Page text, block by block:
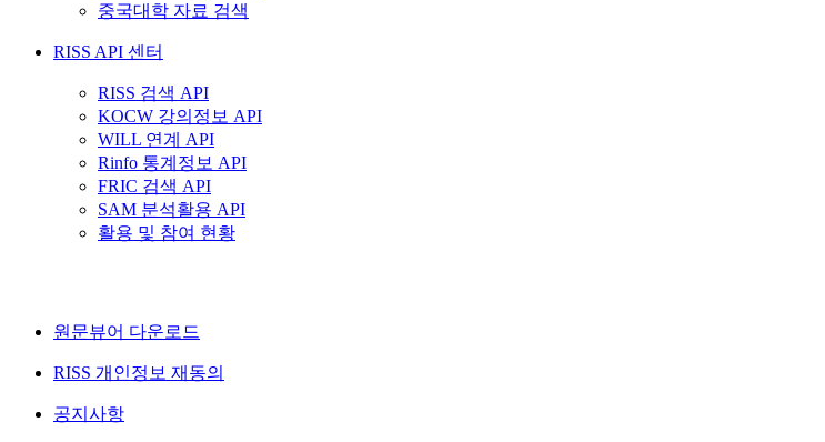
중국대학 자료 검색
RISS API 센터
RISS 검색 API
KOCW 강의정보 API
WILL 연계 API
Rinfo 통계정보 API
FRIC 검색 API
SAM 분석활용 API
활용 및 참여 현황
원문뷰어 다운로드
RISS 개인정보 재동의
공지사항